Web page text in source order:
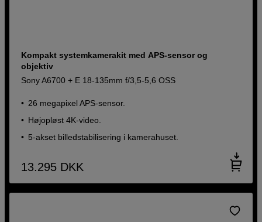
Kompakt systemkamerakit med APS-sensor og
objektiv
Sony A6700 + E 18-135mm f/3,5-5,6 OSS
26 megapixel APS-sensor.
Højopløst 4K-video.
5-akset billedstabilisering i kamerahuset.
13.295 DKK